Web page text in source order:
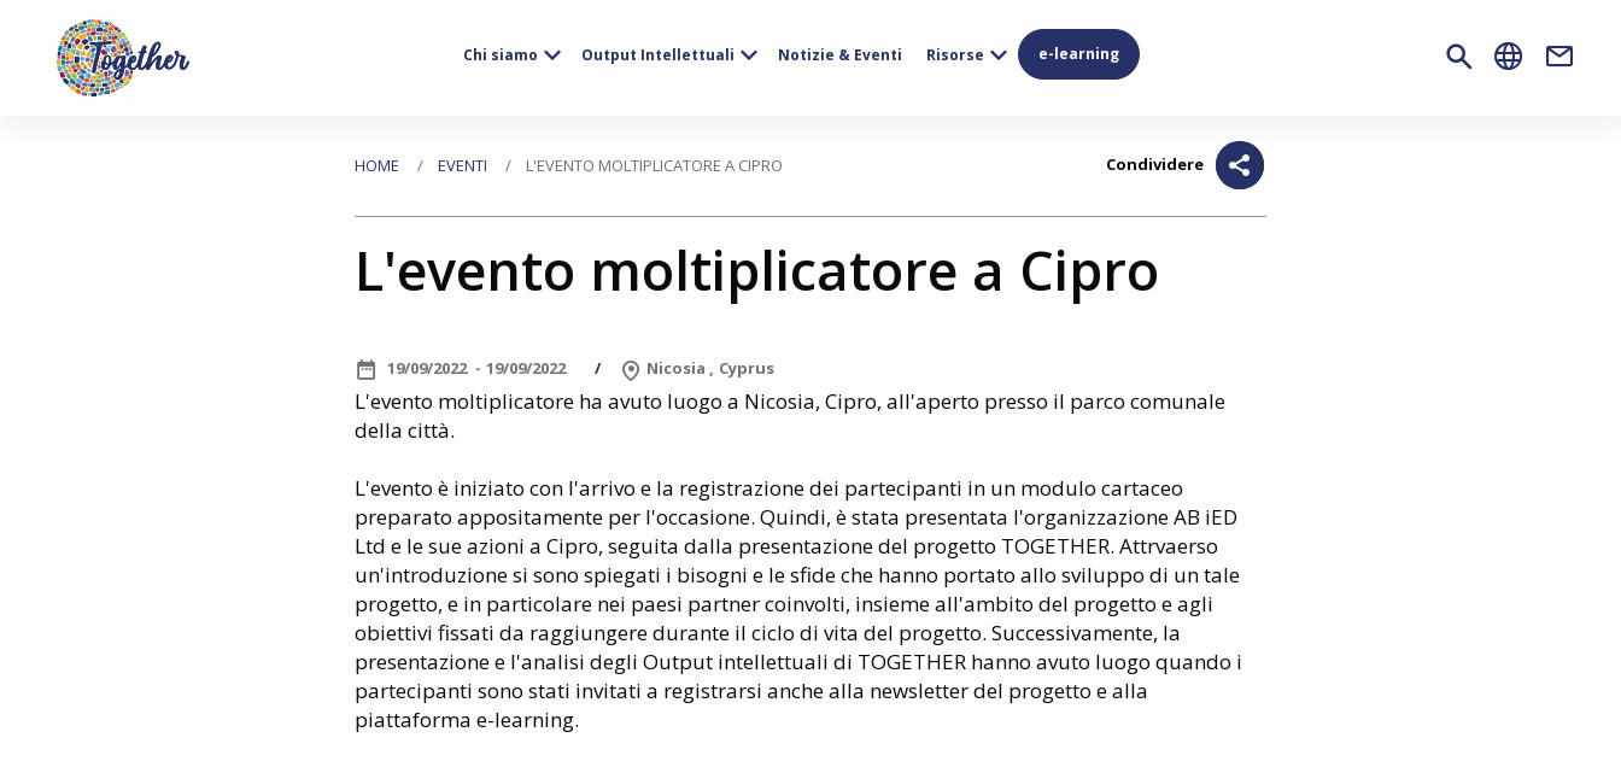
Chi siamo Output Intellettuali Notizie & Eventi Risorse e-learning
Tu
sei
qui
HOME EVENTI L'EVENTO MOLTIPLICATORE A CIPRO Condividere
L'evento moltiplicatore a Cipro
19/09/2022 19/09/2022 Nicosia Cyprus
L'evento moltiplicatore ha avuto luogo a Nicosia, Cipro, all'aperto presso il parco comunale
della città.
L'evento è iniziato con l'arrivo e la registrazione dei partecipanti in un modulo cartaceo
preparato appositamente per l'occasione. Quindi, è stata presentata l'organizzazione AB iED
Ltd e le sue azioni a Cipro, seguita dalla presentazione del progetto TOGETHER. Attrvaerso
un'introduzione si sono spiegati i bisogni e le sfide che hanno portato allo sviluppo di un tale
progetto, e in particolare nei paesi partner coinvolti, insieme all'ambito del progetto e agli
obiettivi fissati da raggiungere durante il ciclo di vita del progetto. Successivamente, la
presentazione e l'analisi degli Output intellettuali di TOGETHER hanno avuto luogo quando i
partecipanti sono stati invitati a registrarsi anche alla newsletter del progetto e alla
piattaforma e-learning.